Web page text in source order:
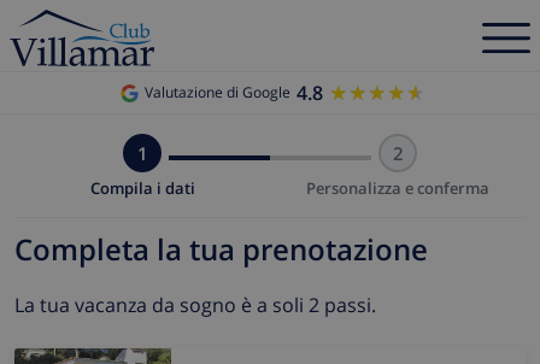
Valutazione di Google 4.8 ★★★★★
★★★★★
1
Compila i dati
2
Personalizza e conferma
Completa la tua prenotazione
La tua vacanza da sogno è a soli 2 passi.